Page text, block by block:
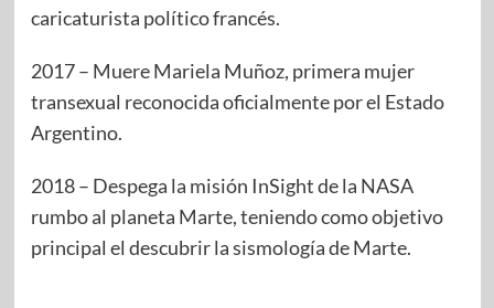
caricaturista político francés.
2017 – Muere Mariela Muñoz, primera mujer
transexual reconocida oficialmente por el Estado
Argentino.​
2018 – Despega la misión InSight de la NASA
rumbo al planeta Marte, teniendo como objetivo
principal el descubrir la sismología de Marte.